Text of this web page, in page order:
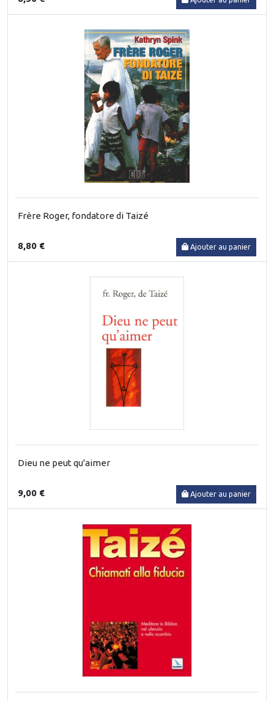
Frère Roger, fondatore di Taizé
8,80 € Ajouter au panier
Dieu ne peut qu'aimer
9,00 € Ajouter au panier